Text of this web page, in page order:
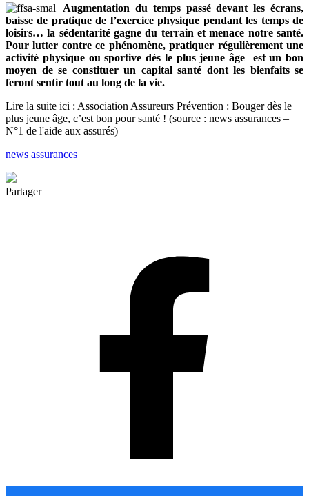
Augmentation du temps passé devant les écrans,
baisse de pratique de l’exercice physique pendant les temps de
loisirs… la sédentarité gagne du terrain et menace notre santé.
Pour lutter contre ce phénomène, pratiquer régulièrement une
activité physique ou sportive dès le plus jeune âge est un bon
moyen de se constituer un capital santé dont les bienfaits se
feront sentir tout au long de la vie.
Lire la suite ici : Association Assureurs Prévention : Bouger dès le
plus jeune âge, c’est bon pour santé ! (source : news assurances –
N°1 de l'aide aux assurés)
news assurances
Partager